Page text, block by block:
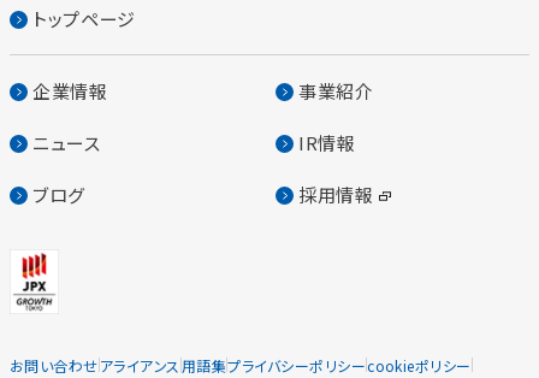
トップページ
企業情報 事業紹介
ニュース IR情報
ブログ 採用情報
お問い合わせアライアンス 用語集プライバシーポリシーcookieポリシー